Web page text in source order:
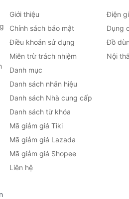
Giới thiệu
Chính sách bảo mật
Điều khoản sử dụng
Miễn trừ trách nhiệm
Danh mục
Danh sách nhãn hiệu
Danh sách Nhà cung cấp
Danh sách từ khóa
Mã giảm giá Tiki
Mã giảm giá Lazada
Mã giảm giá Shopee
Liên hệ
Điện
Dụng
Đồ
Nội